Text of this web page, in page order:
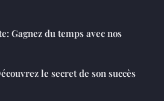
Gagnez du temps avec nos
le secret de son succès